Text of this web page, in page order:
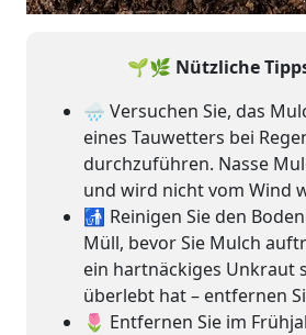
🌱🌿 Nützliche
🌧 Versuchen Sie, das
eines Tauwetters bei
durchzuführen. Nasse
und wird nicht vom Wind
🚮 Reinigen Sie den
Müll, bevor Sie Mulch
ein hartnäckiges Unkraut
überlebt hat – entfernen
🌷 Entfernen Sie im